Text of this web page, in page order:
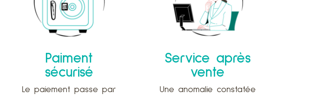
Paiment
sécurisé
Le paiement passe par
Service après
vente
Une anomalie constatée